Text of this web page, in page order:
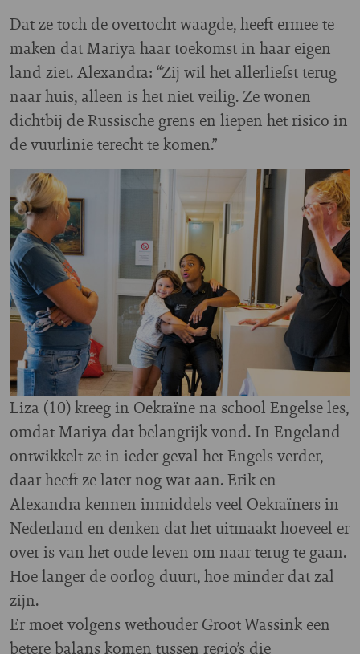
Dat ze toch de overtocht waagde, heeft ermee te
maken dat Mariya haar toekomst in haar eigen
land ziet. Alexandra: “Zij wil het allerliefst terug
naar huis, alleen is het niet veilig. Ze wonen
dichtbij de Russische grens en liepen het risico in
de vuurlinie terecht te komen.”
Image
Liza (10) kreeg in Oekraïne na school Engelse les,
omdat Mariya dat belangrijk vond. In Engeland
ontwikkelt ze in ieder geval het Engels verder,
daar heeft ze later nog wat aan. Erik en
Alexandra kennen inmiddels veel Oekraïners in
Nederland en denken dat het uitmaakt hoeveel er
over is van het oude leven om naar terug te gaan.
Hoe langer de oorlog duurt, hoe minder dat zal
zijn.
Er moet volgens wethouder Groot Wassink een
betere balans komen tussen regio’s die